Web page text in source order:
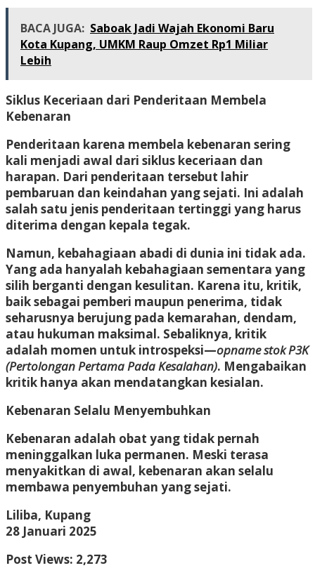
BACA JUGA: Saboak Jadi Wajah Ekonomi Baru
Kota Kupang, UMKM Raup Omzet Rp1 Miliar
Lebih
Siklus Keceriaan dari Penderitaan Membela
Kebenaran
Penderitaan karena membela kebenaran sering
kali menjadi awal dari siklus keceriaan dan
harapan. Dari penderitaan tersebut lahir
pembaruan dan keindahan yang sejati. Ini adalah
salah satu jenis penderitaan tertinggi yang harus
diterima dengan kepala tegak.
Namun, kebahagiaan abadi di dunia ini tidak ada.
Yang ada hanyalah kebahagiaan sementara yang
silih berganti dengan kesulitan. Karena itu, kritik,
baik sebagai pemberi maupun penerima, tidak
seharusnya berujung pada kemarahan, dendam,
atau hukuman maksimal. Sebaliknya, kritik
adalah momen untuk introspeksi—opname stok P3K
(Pertolongan Pertama Pada Kesalahan). Mengabaikan
kritik hanya akan mendatangkan kesialan.
Kebenaran Selalu Menyembuhkan
Kebenaran adalah obat yang tidak pernah
meninggalkan luka permanen. Meski terasa
menyakitkan di awal, kebenaran akan selalu
membawa penyembuhan yang sejati.
Liliba, Kupang
28 Januari 2025
Post Views: 2,273